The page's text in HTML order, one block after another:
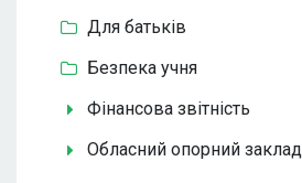
Для батьків
Безпека учня
Фінансова звітність
Обласний опорний заклад